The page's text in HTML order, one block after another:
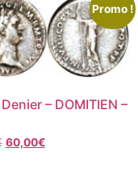
Promo !
– DOMITIEN –
60,00€